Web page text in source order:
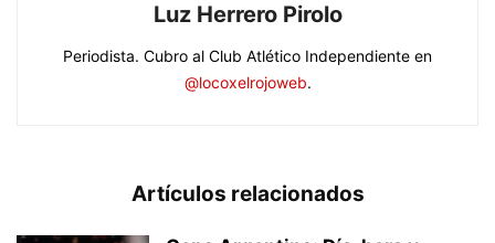
Luz Herrero Pirolo
Periodista. Cubro al Club Atlético Independiente en
@locoxelrojoweb.
Artículos relacionados